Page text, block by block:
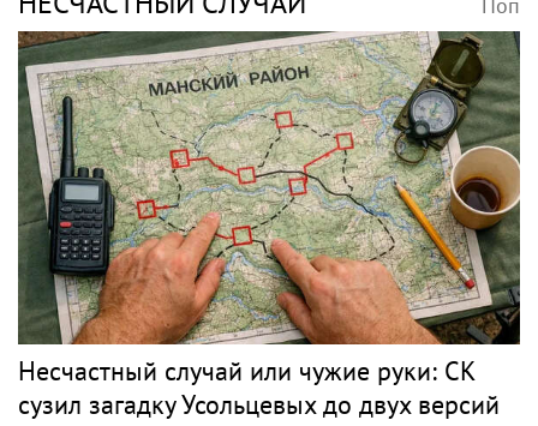
В Петербурге обновят фасады домов, где
жили Чайковский и Тургенев
НЕТРЕБКО Поп